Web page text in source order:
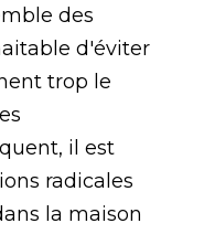
des
d'éviter
trop le
il est
radicales
la maison